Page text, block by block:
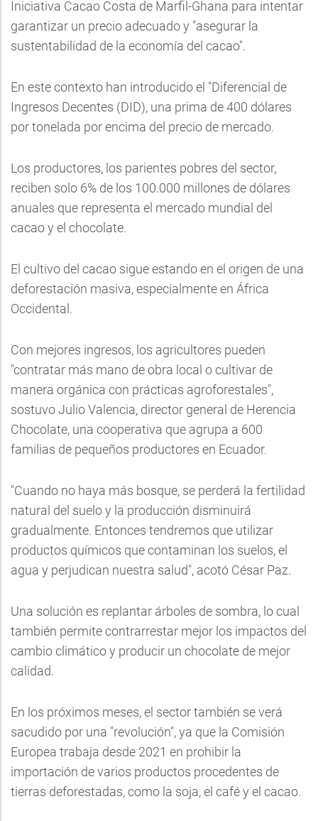
Iniciativa Cacao Costa de Marfil-Ghana para intentar
garantizar un precio adecuado y "asegurar la
sustentabilidad de la economía del cacao".
En este contexto han introducido el "Diferencial de
Ingresos Decentes (DID), una prima de 400 dólares
por tonelada por encima del precio de mercado.
Los productores, los parientes pobres del sector,
reciben solo 6% de los 100.000 millones de dólares
anuales que representa el mercado mundial del
cacao y el chocolate.
El cultivo del cacao sigue estando en el origen de una
deforestación masiva, especialmente en África
Occidental.
Con mejores ingresos, los agricultores pueden
"contratar más mano de obra local o cultivar de
manera orgánica con prácticas agroforestales",
sostuvo Julio Valencia, director general de Herencia
Chocolate, una cooperativa que agrupa a 600
familias de pequeños productores en Ecuador.
"Cuando no haya más bosque, se perderá la fertilidad
natural del suelo y la producción disminuirá
gradualmente. Entonces tendremos que utilizar
productos químicos que contaminan los suelos, el
agua y perjudican nuestra salud", acotó César Paz.
Una solución es replantar árboles de sombra, lo cual
también permite contrarrestar mejor los impactos del
cambio climático y producir un chocolate de mejor
calidad.
En los próximos meses, el sector también se verá
sacudido por una "revolución", ya que la Comisión
Europea trabaja desde 2021 en prohibir la
importación de varios productos procedentes de
tierras deforestadas, como la soja, el café y el cacao.